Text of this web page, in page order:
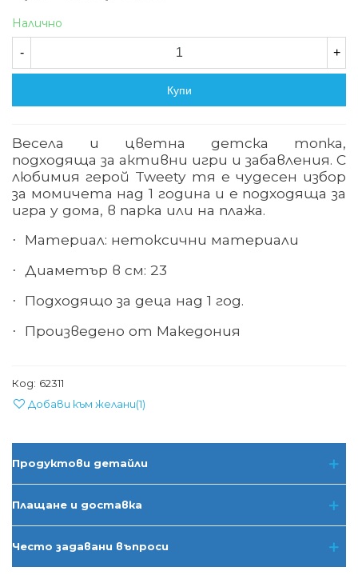
Налично
- +
Купи
Весела и цветна детска топка,
подходяща за активни игри и забавления. С
любимия герой Tweety тя е чудесен избор
за момичета над 1 година и е подходяща за
игра у дома, в парка или на плажа.
· Материал: нетоксични материали
· Диаметър в см: 23
· Подходящо за деца над 1 год.
· Произведено от Македония
Код: 62311
Добави към желани(1)
Продуктови детайли
Плащане и доставка
Често задавани въпроси